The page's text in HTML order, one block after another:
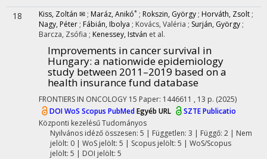
18 Kiss, Zoltán ✉ ; Maráz, Anikó* ; Rokszin, György ; Horváth, Zsolt ;
Nagy, Péter ; Fábián, Ibolya ; Kovács, Valéria ; Surján, György ;
Barcza, Zsófia ; Kenessey, István et al.
Improvements in cancer survival in
Hungary: a nationwide epidemiology
study between 2011–2019 based on a
health insurance fund database
FRONTIERS IN ONCOLOGY 15 Paper: 1446611 , 13 p. (2025)
DOIWoS Scopus PubMedEgyéb URL
SZTE Publicatio
Központi kezelésűTudományos
Nyilvános idéző összesen: 5 | Független: 3 | Függő: 2 | Nem
jelölt: 0 | WoS jelölt: 5 | Scopus jelölt: 5 | WoS/Scopus
jelölt: 5 | DOI jelölt: 5